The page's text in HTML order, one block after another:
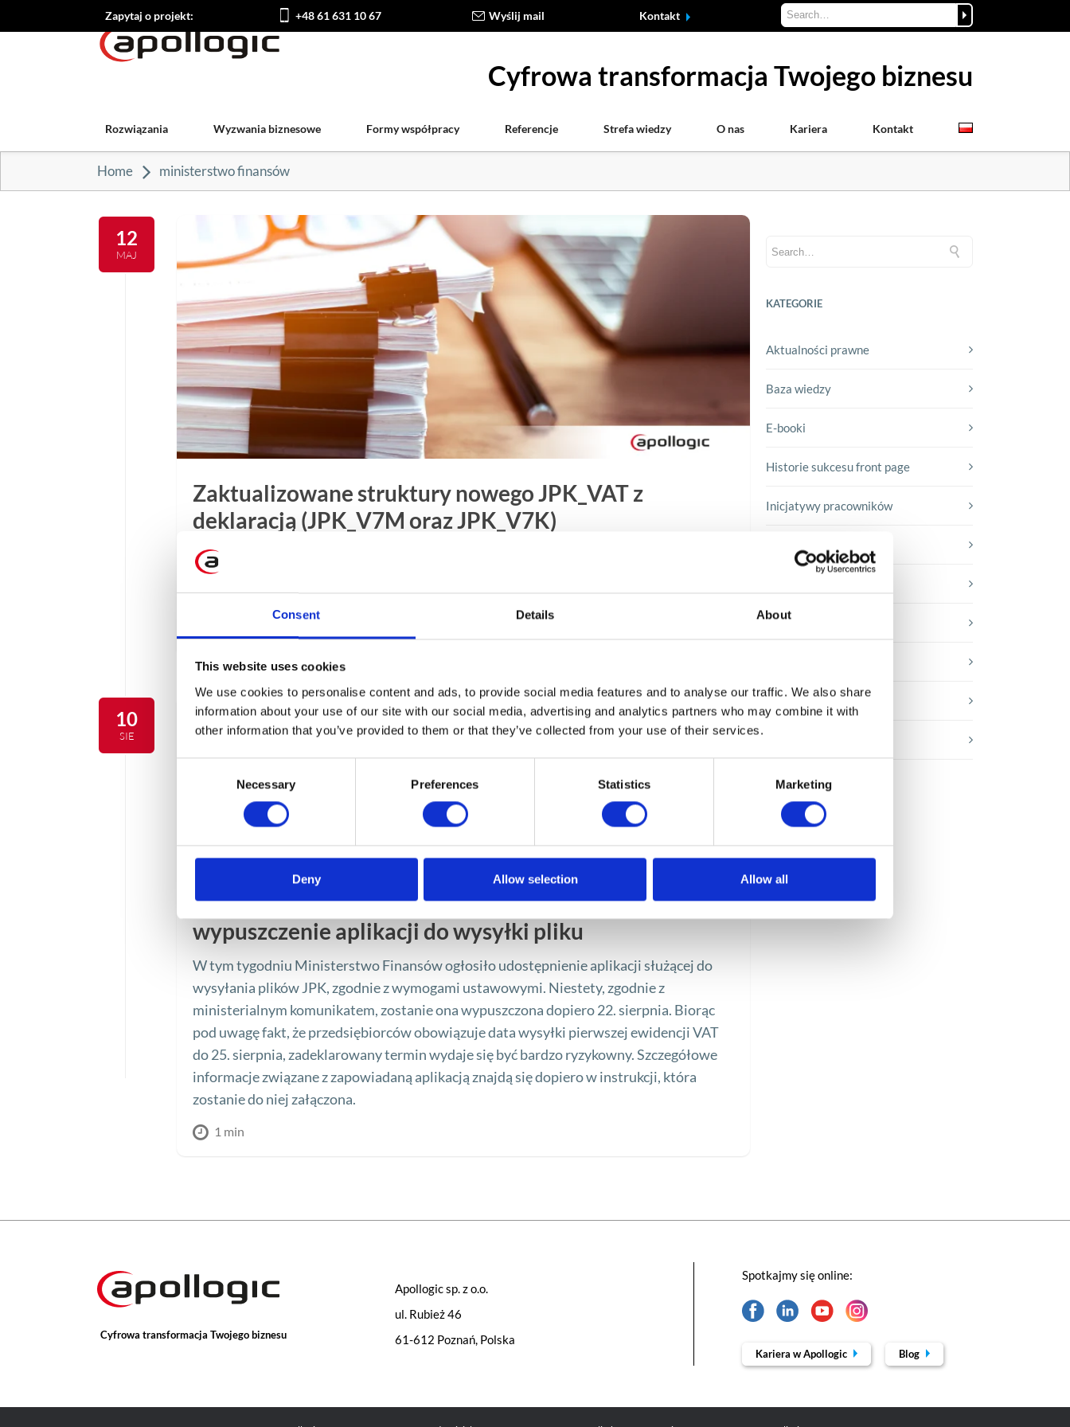
Consent Details About
This website uses cookies
We use cookies to personalise content and ads, to provide social media features and to analyse our traffic. We also share
information about your use of our site with our social media, advertising and analytics partners who may combine it with
other information that you’ve provided to them or that they’ve collected from your use of their services.
Necessary Preferences Statistics Marketing
Deny Allow selection Allow all
Zapytaj o projekt: +48 61 631 10 67 Wyślij mail Kontakt
Cyfrowa transformacja Twojego biznesu
Rozwiązania Wyzwania biznesowe Formy współpracy Referencje Strefa wiedzy O nas Kariera Kontakt
Home ministerstwo finansów
12
MAJ
Zaktualizowane struktury nowego JPK_VAT z
deklaracją (JPK_V7M oraz JPK_V7K)
Resort finansów poinformował o aktualizacji struktur XML nowego pliku JPK_VAT z
deklaracją – JPK_V7M i JPK_V7K na ePUAP. Dowiedz się, jaki był cel wprowadzonych
zmian i co to oznacza dla przedsiębiorców.
10
SIE
Aktualizacja JPK: Ministerstwo Finansów ogłasza
wypuszczenie aplikacji do wysyłki pliku
W tym tygodniu Ministerstwo Finansów ogłosiło udostępnienie aplikacji służącej do
wysyłania plików JPK, zgodnie z wymogami ustawowymi. Niestety, zgodnie z
ministerialnym komunikatem, zostanie ona wypuszczona dopiero 22. sierpnia. Biorąc
pod uwagę fakt, że przedsiębiorców obowiązuje data wysyłki pierwszej ewidencji VAT
do 25. sierpnia, zadeklarowany termin wydaje się być bardzo ryzykowny. Szczegółowe
informacje związane z zapowiadaną aplikacją znajdą się dopiero w instrukcji, która
zostanie do niej załączona.
1 min
KATEGORIE
Aktualności prawne
Baza wiedzy
E-booki
Historie sukcesu front page
Inicjatywy pracowników
Rozwiązania Microsoft
Trendy w SAP-ie
Cyfrowa transformacja Twojego biznesu
Apollogic sp. z o.o.
ul. Rubież 46
61-612 Poznań, Polska
Spotkajmy się online:
Kariera w Apollogic Blog